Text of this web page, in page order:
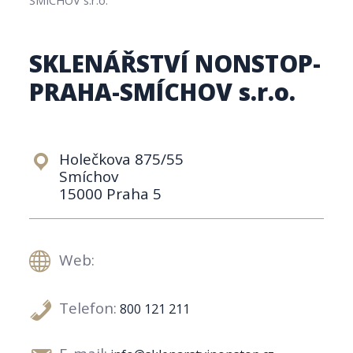
SKLENÁŘSTVÍ NONSTOP-
PRAHA-SMÍCHOV s.r.o.
Holečkova 875/55
Smíchov
15000 Praha 5
Web:
Telefon: 800 121 211